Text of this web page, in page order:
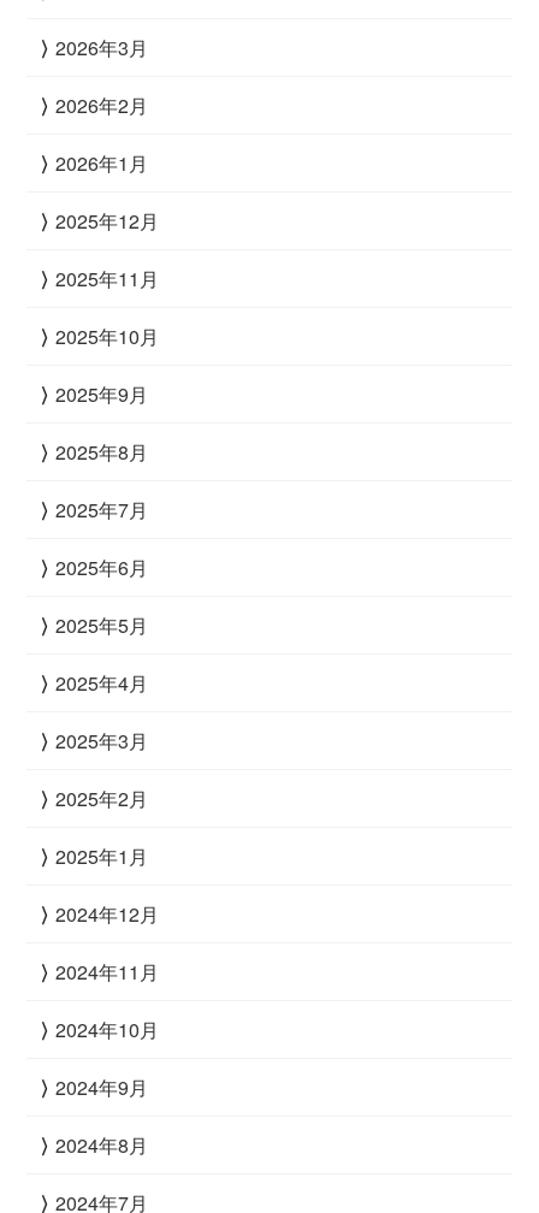
2026年3月
2026年2月
2026年1月
2025年12月
2025年11月
2025年10月
2025年9月
2025年8月
2025年7月
2025年6月
2025年5月
2025年4月
2025年3月
2025年2月
2025年1月
2024年12月
2024年11月
2024年10月
2024年9月
2024年8月
2024年7月